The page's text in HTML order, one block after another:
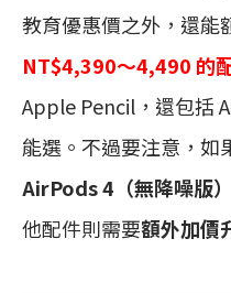
教育優惠價之外，還能
NT$4,390～4,490 的
Apple Pencil，還包括
能選。不過要注意，如
AirPods 4（無降噪版）
他配件則需要額外加價